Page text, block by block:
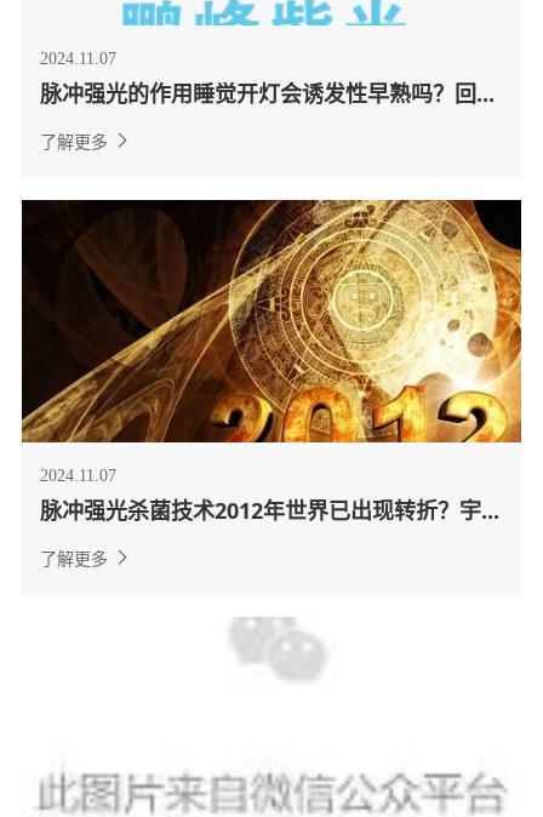
2024.11.07
脉冲强光的作用睡觉开灯会诱发性早熟吗？回...
了解更多
2024.11.07
脉冲强光杀菌技术2012年世界已出现转折？宇...
了解更多